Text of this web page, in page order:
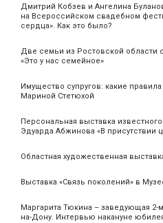
Дмитрий Кобзев и Ангелина
на Всероссийском свадебном
сердца». Как это было?
Две семьи из Ростовской области
«Это у нас семейное»
Имущество супругов: какие
Мариной Стетюхой
Персональная выставка
Эдуарда Абжинова «В присутствии
Областная художественная
Выставка «Связь поколений» в
Маргарита Тюкина – заведующая
на-Дону. Интервью накануне